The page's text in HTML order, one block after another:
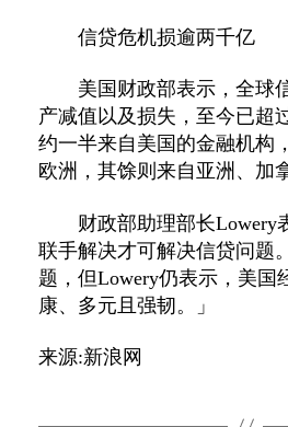
信贷危机损逾两千亿
美国财政部表示，全球
产减值以及损失，至今已超
约一半来自美国的金融机构
欧洲，其馀则来自亚洲、加
财政部助理部长Lowery
联手解决才可解决信贷问题
题，但Lowery仍表示，美国
康、多元且强韧。」
来源:新浪网